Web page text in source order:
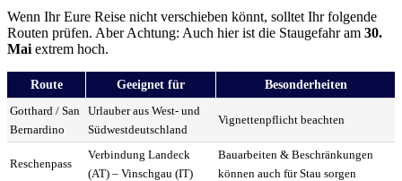
Wenn Ihr Eure Reise nicht verschieben könnt, solltet Ihr folgende
Routen prüfen. Aber Achtung: Auch hier ist die Staugefahr am 30.
Mai extrem hoch.
Route Geeignet für
Besonderheiten
Gotthard / San
Bernardino
Urlauber aus West- und
Südwestdeutschland
Vignettenpflicht beachten
Reschenpass
Verbindung Landeck
(AT) – Vinschgau (IT)
Bauarbeiten & Beschränkungen
können auch für Stau sorgen